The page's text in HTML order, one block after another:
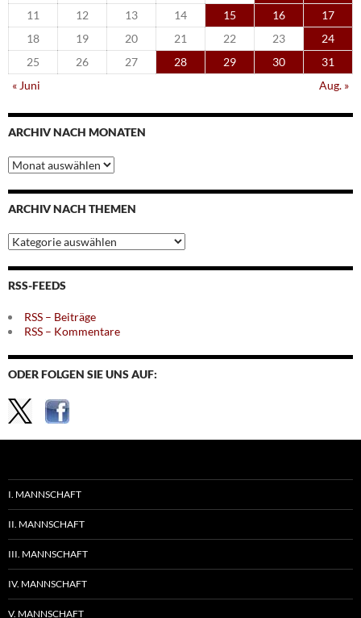
11
12 13 14 15 16
17
18
19 20 21 22 23
24
25
26 27 28 29 30
31
« Juni
Aug. »
ARCHIV NACH MONATEN
Archiv
nach
Monaten
ARCHIV NACH THEMEN
Archiv
nach
Themen
RSS-FEEDS
RSS – Beiträge
RSS – Kommentare
ODER FOLGEN SIE UNS AUF:
I. MANNSCHAFT
II. MANNSCHAFT
III. MANNSCHAFT
IV. MANNSCHAFT
V. MANNSCHAFT